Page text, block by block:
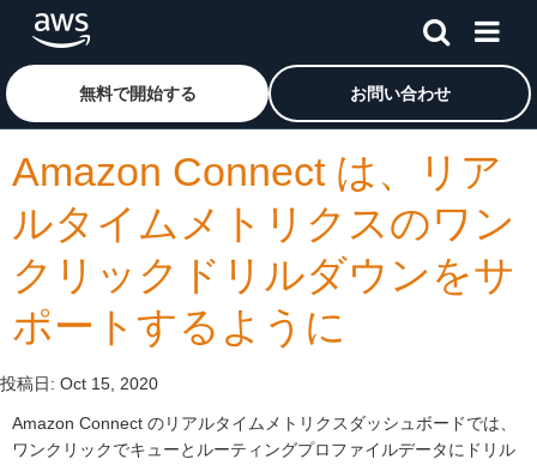
メインコンテンツに移動
アマゾン ウェブ サービスのホームページに戻るには、こ
無料で開始する お問い合わせ
Amazon Connect は、リア
ルタイムメトリクスのワン
クリックドリルダウンをサ
ポートするように
投稿日: Oct 15, 2020
Amazon Connect のリアルタイムメトリクスダッシュボードでは、
ワンクリックでキューとルーティングプロファイルデータにドリル